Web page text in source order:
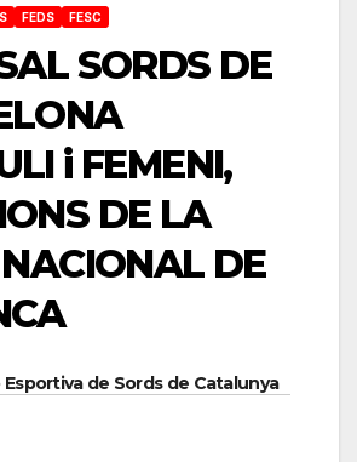
FEDS FESC
SORDS DE
i FEMENI,
DE LA
DE
Esportiva de Sords de Catalunya